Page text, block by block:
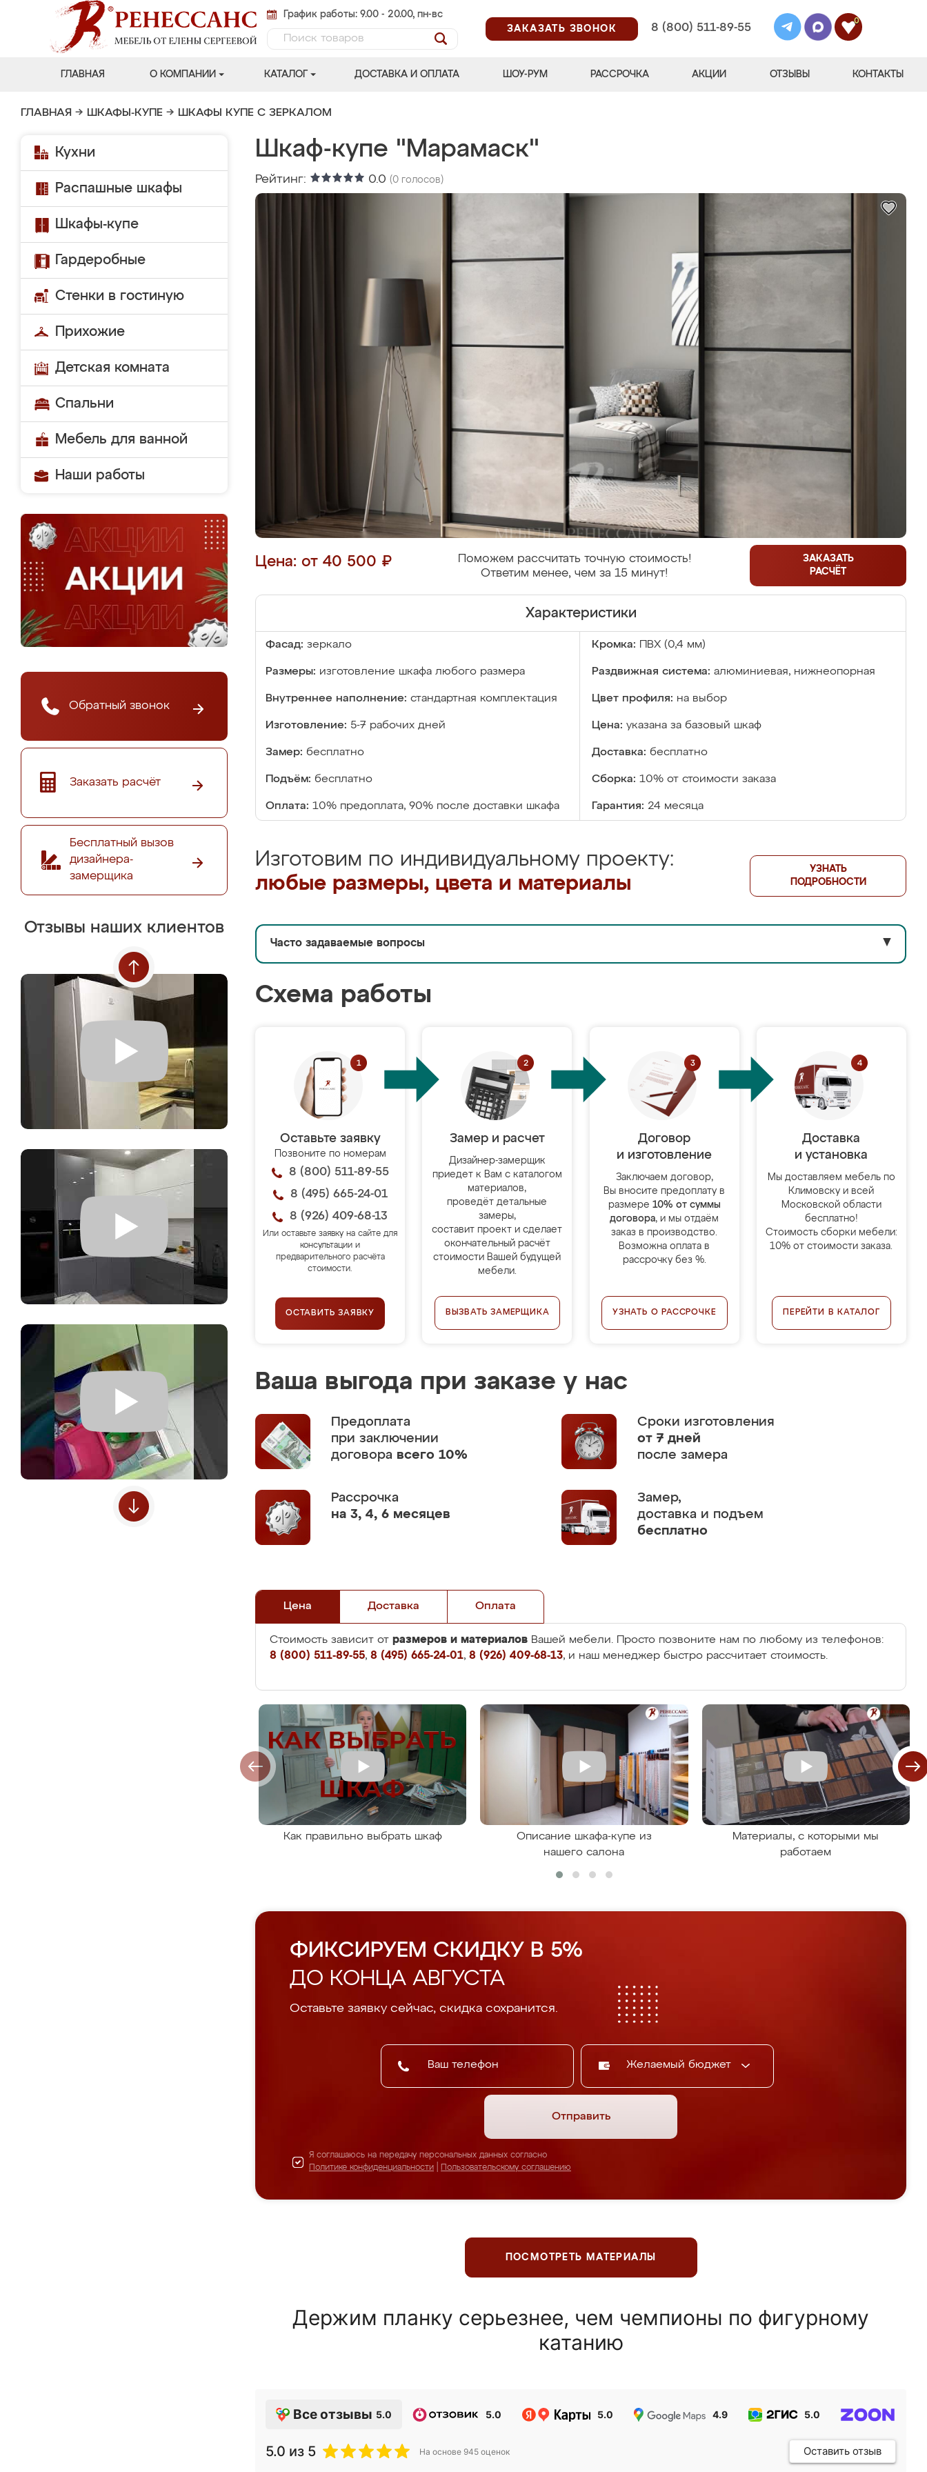
График работы: 9.00 - 20.00, пн-вс
ЗАКАЗАТЬ ЗВОНОК
8 (800) 511-89-55
0
ГЛАВНАЯ О КОМПАНИИ КАТАЛОГ ДОСТАВКА И ОПЛАТА ШОУ-РУМ РАССРОЧКА АКЦИИ ОТЗЫВЫ КОНТАКТЫ
ГЛАВНАЯ → ШКАФЫ-КУПЕ → ШКАФЫ КУПЕ С ЗЕРКАЛОМ
Кухни
Распашные шкафы
Шкафы-купе
Гардеробные
Стенки в гостиную
Прихожие
Детская комната
Спальни
Мебель для ванной
Наши работы
Обратный звонок
Заказать расчёт
Бесплатный вызов
дизайнера-
замерщика
Отзывы наших клиентов
Шкаф-купе "Марамаск"
Рейтинг: 0.0 (0 голосов)
Цена: от 40 500 ₽
Поможем рассчитать точную стоимость!
Ответим менее, чем за 15 минут!
ЗАКАЗАТЬ
РАСЧЁТ
Характеристики
Фасад: зеркало Кромка: ПВХ (0,4 мм)
Размеры: изготовление шкафа любого размера Раздвижная система: алюминиевая, нижнеопорная
Внутреннее наполнение: стандартная комплектация Цвет профиля: на выбор
Изготовление: 5-7 рабочих дней Цена: указана за базовый шкаф
Замер: бесплатно Доставка: бесплатно
Подъём: бесплатно Сборка: 10% от стоимости заказа
Оплата: 10% предоплата, 90% после доставки шкафа Гарантия: 24 месяца
Изготовим по индивидуальному проекту:
любые размеры, цвета и материалы
УЗНАТЬ
ПОДРОБНОСТИ
Часто задаваемые вопросы ▼
Схема работы
Оставьте заявку
Позвоните по номерам
8 (800) 511-89-55
8 (495) 665-24-01
8 (926) 409-68-13
Или оставьте заявку на сайте для
консультации и
предварительного расчёта
стоимости.
ОСТАВИТЬ ЗАЯВКУ
Замер и расчет
Дизайнер-замерщик
приедет к Вам с каталогом
материалов,
проведёт детальные
замеры,
составит проект и сделает
окончательный расчёт
стоимости Вашей будущей
мебели.
ВЫЗВАТЬ ЗАМЕРЩИКА
Договор
и изготовление
Заключаем договор,
Вы вносите предоплату в
размере 10% от суммы
договора, и мы отдаём
заказ в производство.
Возможна оплата в
рассрочку без %.
УЗНАТЬ О РАССРОЧКЕ
Доставка
и установка
Мы доставляем мебель по
Климовску и всей
Московской области
бесплатно!
Стоимость сборки мебели:
10% от стоимости заказа.
ПЕРЕЙТИ В КАТАЛОГ
Ваша выгода при заказе у нас
Предоплата
при заключении
договора всего 10%
Сроки изготовления
от 7 дней
после замера
Рассрочка
на 3, 4, 6 месяцев
Замер,
доставка и подъем
бесплатно
Цена Доставка Оплата
Стоимость зависит от размеров и материалов Вашей мебели. Просто позвоните нам по любому из телефонов:
8 (800) 511-89-55, 8 (495) 665-24-01, 8 (926) 409-68-13, и наш менеджер быстро рассчитает стоимость.
Как правильно выбрать шкаф
Описание шкафа-купе из
нашего салона
Материалы, с которыми мы
работаем
ФИКСИРУЕМ СКИДКУ В 5%
ДО КОНЦА АВГУСТА
Оставьте заявку сейчас, скидка сохранится.
Желаемый бюджет
Отправить
Я соглашаюсь на передачу персональных данных согласно
Политике конфиденциальности
Пользовательскому соглашению
ПОСМОТРЕТЬ МАТЕРИАЛЫ
Держим планку серьезнее, чем чемпионы по фигурному
катанию
Все отзывы 5.0 5.0 5.0 4.9 5.0
5.0 из 5 На основе 945 оценок Оставить отзыв